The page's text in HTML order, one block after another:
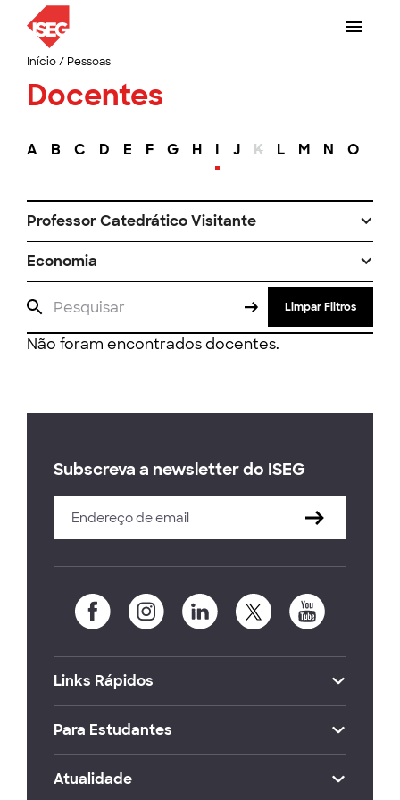
Início/ Pessoas
Docentes
A B C D E F G H I J K L M N O
Professor Catedrático Visitante
Economia
Limpar Filtros
Não foram encontrados docentes.
Subscreva a newsletter do ISEG
Links Rápidos
Para Estudantes
Atualidade